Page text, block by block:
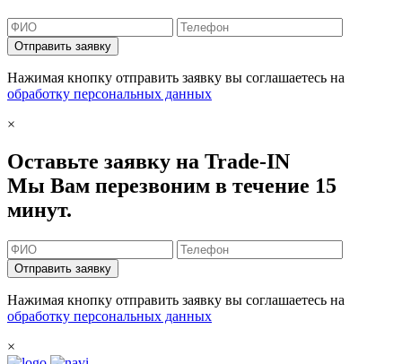
Отправить заявку
Нажимая кнопку отправить заявку вы соглашаетесь на
обработку персональных данных
×
Оставьте заявку на Trade-IN
Мы Вам перезвоним в течение 15
минут.
Отправить заявку
Нажимая кнопку отправить заявку вы соглашаетесь на
обработку персональных данных
×